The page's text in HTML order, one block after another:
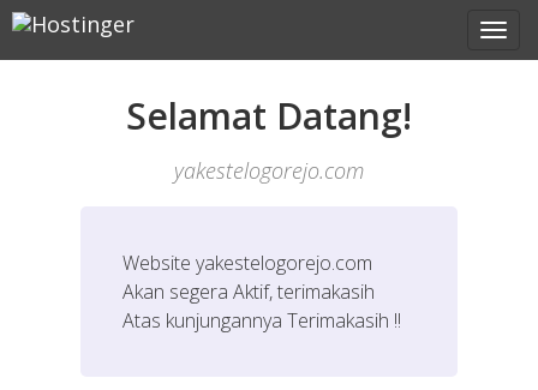
Selamat Datang!
yakestelogorejo.com
Websiteyakestelogorejo.com
Akan segera Aktif, terimakasih
Atas kunjungannya Terimakasih !!